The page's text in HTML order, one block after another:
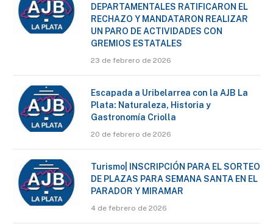
DEPARTAMENTALES RATIFICARON EL
RECHAZO Y MANDATARON REALIZAR
UN PARO DE ACTIVIDADES CON
GREMIOS ESTATALES
23 de febrero de 2026
Escapada a Uribelarrea con la AJB La
Plata: Naturaleza, Historia y
Gastronomía Criolla
20 de febrero de 2026
Turismo| INSCRIPCIÓN PARA EL SORTEO
DE PLAZAS PARA SEMANA SANTA EN EL
PARADOR Y MIRAMAR
4 de febrero de 2026